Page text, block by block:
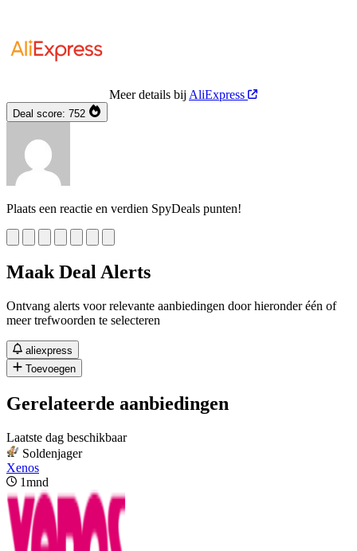
Meer details bij AliExpress
Deal score: 752
Plaats een reactie en verdien SpyDeals punten!
Maak Deal Alerts
Ontvang alerts voor relevante aanbiedingen door hieronder één of
meer trefwoorden te selecteren
aliexpress
Toevoegen
Gerelateerde aanbiedingen
Laatste dag beschikbaar
Soldenjager
Xenos
1mnd